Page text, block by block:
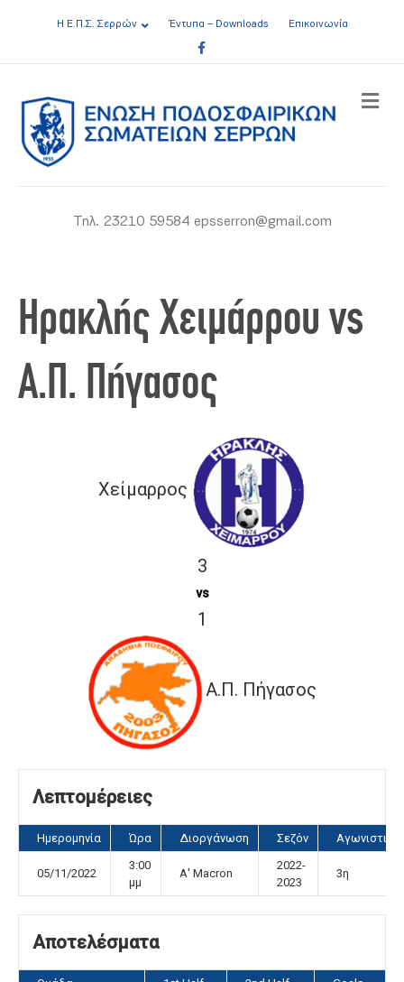
Η Ε.Π.Σ. Σερρών Έντυπα – Downloads
Επικοινωνία
Facebook
Τηλ. 23210 59584 epsserron@gmail.com
Ηρακλής Χειμάρρου vs
Α.Π. Πήγασος
Χείμαρρος
3
vs
1
Α.Π. Πήγασος
Λεπτομέρειες
Ημερομηνία Ώρα Διοργάνωση Σεζόν Αγωνιστική
05/11/2022
3:00
μμ
Α' Macron
2022-
2023
3η
Αποτελέσματα